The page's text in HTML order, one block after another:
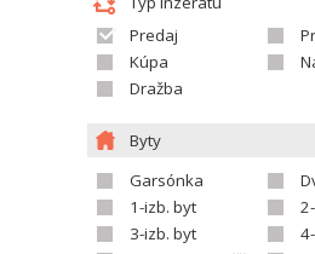
Predaj
Kúpa
Dražba
Byty
Garsónka
1-izb. byt
3-izb. byt